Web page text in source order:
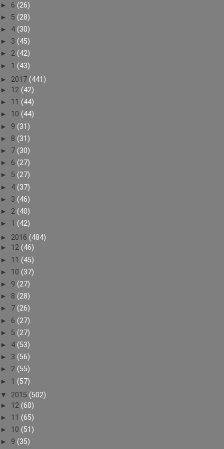
► 6 (26)
► 5 (28)
► 4 (30)
► 3 (45)
► 2 (42)
► 1 (43)
► 2017 (441)
► 12 (42)
► 11 (44)
► 10 (44)
► 9 (31)
► 8 (31)
► 7 (30)
► 6 (27)
► 5 (27)
► 4 (37)
► 3 (46)
► 2 (40)
► 1 (42)
► 2016 (484)
► 12 (46)
► 11 (45)
► 10 (37)
► 9 (27)
► 8 (28)
► 7 (26)
► 6 (27)
► 5 (27)
► 4 (53)
► 3 (56)
► 2 (55)
► 1 (57)
▼ 2015 (502)
► 12 (60)
► 11 (65)
► 10 (51)
► 9 (35)